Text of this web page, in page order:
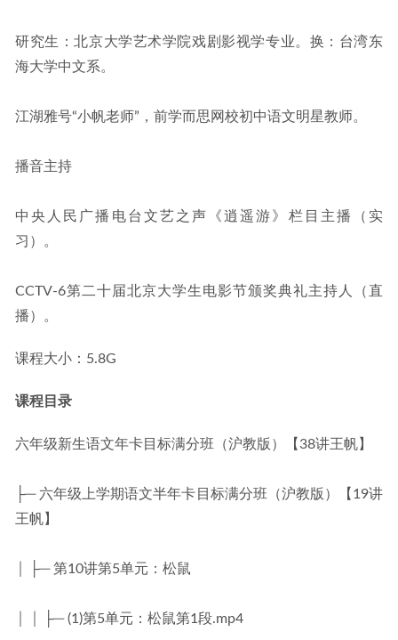
研究生：北京大学艺术学院戏剧影视学专业。换：台湾东
海大学中文系。
江湖雅号“小帆老师”，前学而思网校初中语文明星教师。
播音主持
中央人民广播电台文艺之声《逍遥游》栏目主播（实
习）。
CCTV-6第二十届北京大学生电影节颁奖典礼主持人（直
播）。
课程大小：5.8G
课程目录
六年级新生语文年卡目标满分班（沪教版）【38讲王帆】
├─ 六年级上学期语文半年卡目标满分班（沪教版）【19讲
王帆】
│ ├─ 第10讲第5单元：松鼠
│ │ ├─ (1)第5单元：松鼠第1段.mp4